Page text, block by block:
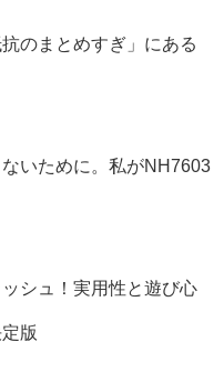
のまとめすぎ」にある
いために。私がNH7603
シュ！実用性と遊び心
版